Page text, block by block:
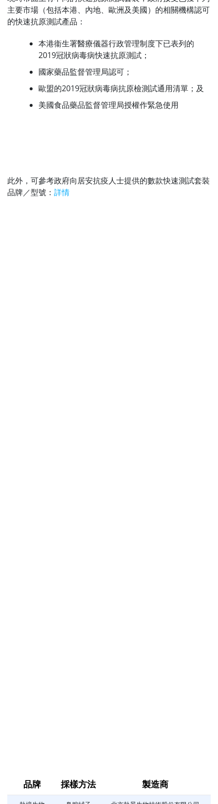
主要市場（包括本港、內地、歐洲及美國）的相關機構認可
的快速抗原測試產品：
本港衞生署醫療儀器行政管理制度下已表列的
2019冠狀病毒病快速抗原測試；
國家藥品監督管理局認可；
歐盟的2019冠狀病毒病抗原檢測試通用清單；及
美國食品藥品監督管理局授權作緊急使用
此外，可參考政府向居安抗疫人士提供的數款快速測試套裝
品牌／型號： 詳情
品牌 採樣方法 製造商